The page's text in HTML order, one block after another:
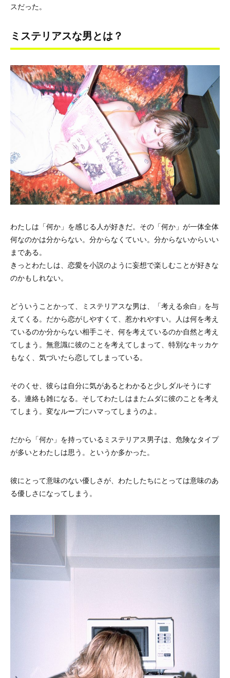
スだった。
ミステリアスな男とは？
わたしは「何か」を感じる人が好きだ。その「何か」が一体全体
何なのかは分からない。分からなくていい。分からないからいい
まである。
きっとわたしは、恋愛を小説のように妄想で楽しむことが好きな
のかもしれない。
どういうことかって、ミステリアスな男は、「考える余白」を与
えてくる。だから恋がしやすくて、惹かれやすい。人は何を考え
ているのか分からない相手こそ、何を考えているのか自然と考え
てしまう。無意識に彼のことを考えてしまって、特別なキッカケ
もなく、気づいたら恋してしまっている。
そのくせ、彼らは自分に気があるとわかると少しダルそうにす
る。連絡も雑になる。そしてわたしはまたムダに彼のことを考え
てしまう。変なループにハマってしまうのよ。
だから「何か」を持っているミステリアス男子は、危険なタイプ
が多いとわたしは思う。というか多かった。
彼にとって意味のない優しさが、わたしたちにとっては意味のあ
る優しさになってしまう。